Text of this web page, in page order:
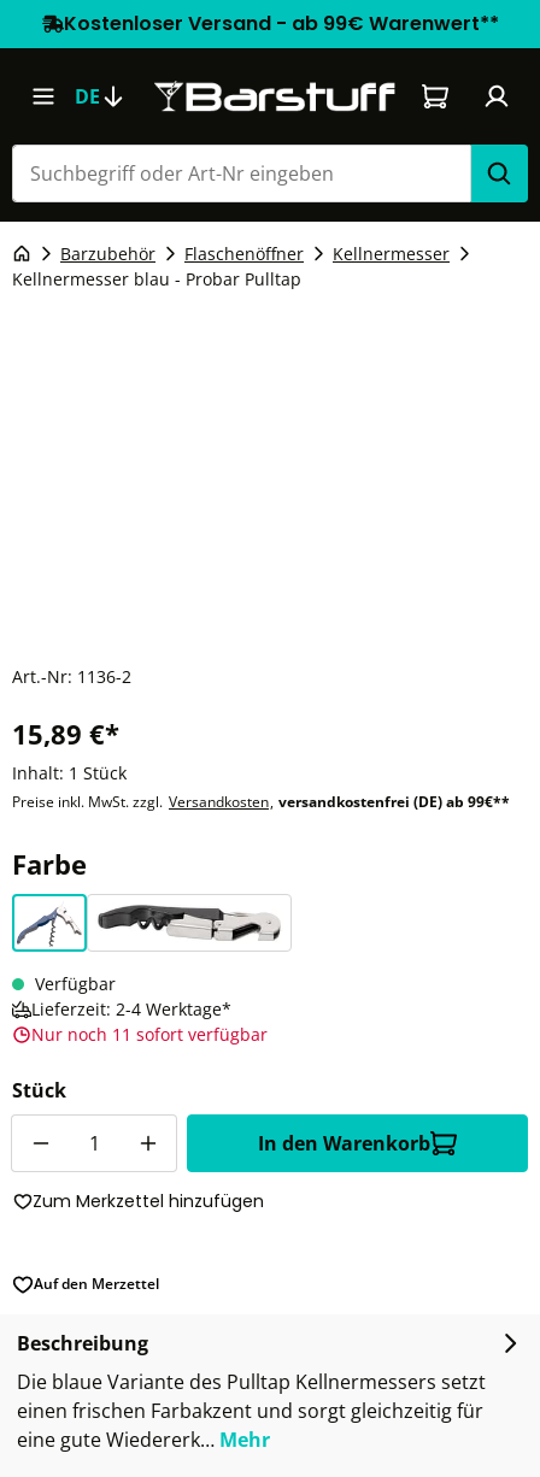
Kostenloser Versand - ab 99€ Warenwert**
DE Warenkorb
Barzubehör Flaschenöffner
Kellnermesser
Kellnermesser blau - Probar Pulltap
Art.-Nr: 1136-2
15,89 €*
Inhalt: 1 Stück
Preise inkl. MwSt. zzgl. Versandkosten, versandkostenfrei (DE) ab 99€**
Farbe
blau schwarz
Verfügbar
Lieferzeit: 2-4 Werktage*
Nur noch 11 sofort verfügbar
Stück
In den Warenkorb
Zum Merkzettel hinzufügen
Auf den Merzettel
Beschreibung
Die blaue Variante des Pulltap Kellnermessers setzt
einen frischen Farbakzent und sorgt gleichzeitig für
eine gute Wiedererk… Mehr